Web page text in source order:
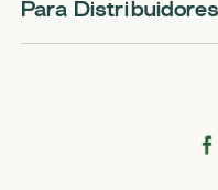
Para Distribuidores